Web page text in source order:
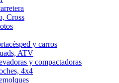
Cross
y carros
ATV
y compactadoras
4x4